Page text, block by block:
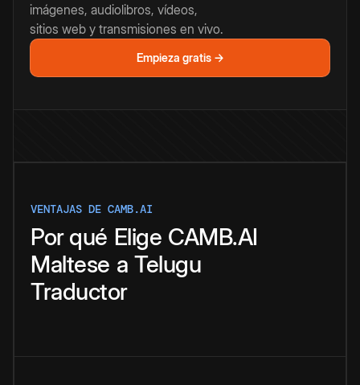
imágenes, audiolibros, vídeos,
sitios web y transmisiones en vivo.
Empieza gratis →
VENTAJAS DE CAMB.AI
Por qué Elige CAMB.AI
Maltese a Telugu
Traductor